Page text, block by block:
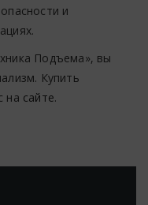
и
Подъема», вы
Купить
на сайте.